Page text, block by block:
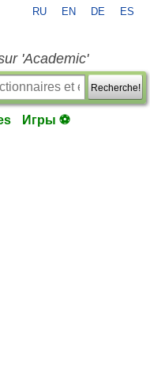
RU EN DE ES
'Academic'
Recherche!
Игры ⚽